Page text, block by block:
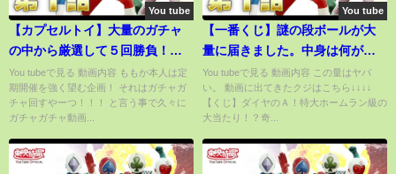
You tube
【カプセルトイ】大量のガチャ
の中から厳選して５回勝負！
【ももかチャンネル】
You tubeで見る 動画内容 ももか本人は定
期開催を強く望む企画！ それはガチャガ
チャ回すやーつ！！！ と言う事で久々に
ガチャガチャ動画...
You tube
【一番くじ】謎の段ボールが大
量に届きました。中身は何が入
ってる？（一番くじ、一番賞、
フィギュア開封）
You tubeで見る 動画内容 この量はヤバ
い。 動画に出てきたクジはこちら↓↓↓↓
【くじ】ダイヤのＡ！特大ホームラン級の
大当たり！？奇...